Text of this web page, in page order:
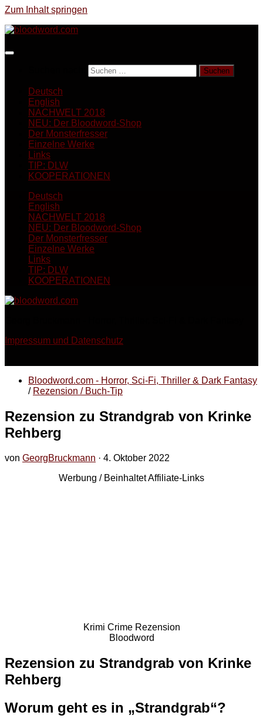
Zum Inhalt springen
Deutsch
English
NACHWELT 2018
NEU: Der Bloodword-Shop
Der Monsterfresser
Einzelne Werke
Links
TIP: DLW
KOOPERATIONEN
Deutsch
English
NACHWELT 2018
NEU: Der Bloodword-Shop
Der Monsterfresser
Einzelne Werke
Links
TIP: DLW
KOOPERATIONEN
Impressum und Datenschutz
Bloodword.com - Horror, Sci-Fi, Thriller & Dark Fantasy
/ Rezension / Buch-Tip
Rezension zu Strandgrab von Krinke
Rehberg
von GeorgBruckmann · 4. Oktober 2022
Werbung / Beinhaltet Affiliate-Links
Krimi Crime Rezension
Bloodword
Rezension zu Strandgrab von Krinke
Rehberg
Worum geht es in „Strandgrab“?